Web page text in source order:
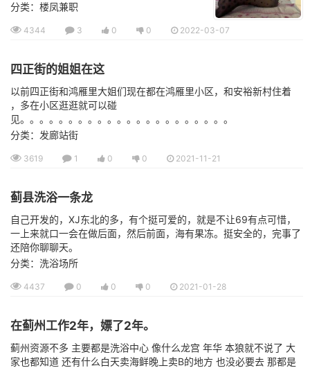
分类：楼凤兼职
4344 3 0 0 2022-03-07
四正街的姐姐在这
以前四正街和鸿雁里大姐们现在都在鸿雁里小区，和安裕新村住着
，多在小区逛逛就可以碰
见。。。。。。。。。。。。。。。。。。。。。。
分类：发廊站街
3619 1 0 0 2021-11-21
蓟县洗浴一条龙
自己开发的，XJ东北的多，有个挺可爱的，就是不让69有点可惜，
一上来就口一会在做后面，然后前面，海有果冻。挺安全的，完事了
还陪你聊聊天。
分类：洗浴场所
4437 0 0 0 2021-01-28
在蓟州工作2年，嫖了2年。
蓟州资源不多 主要都是洗浴中心 像什么龙宫 年华 本狼就不说了 大
家也都知道 还有什么白天卖海鲜晚上卖B的地方 也没必要去 那都是